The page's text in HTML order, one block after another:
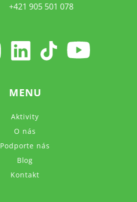
+421 905 501 078
MENU
Aktivity
O nás
Podporte nás
Blog
Kontakt